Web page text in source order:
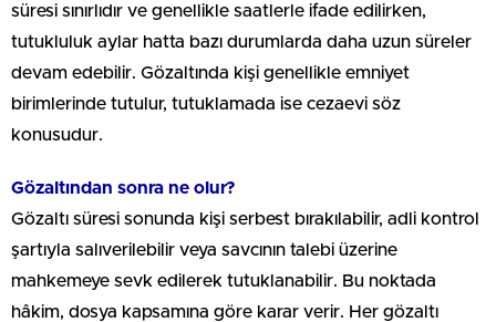
süresi sınırlıdır ve genellikle saatlerle ifade edilirken,
tutukluluk aylar hatta bazı durumlarda daha uzun süreler
devam edebilir. Gözaltında kişi genellikle emniyet
birimlerinde tutulur, tutuklamada ise cezaevi söz
konusudur.
Gözaltından sonra ne olur?
Gözaltı süresi sonunda kişi serbest bırakılabilir, adli kontrol
şartıyla salıverilebilir veya savcının talebi üzerine
mahkemeye sevk edilerek tutuklanabilir. Bu noktada
hâkim, dosya kapsamına göre karar verir. Her gözaltı